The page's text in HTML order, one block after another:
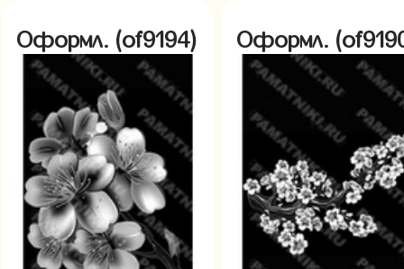
Оформл. (of9194) Оформл.